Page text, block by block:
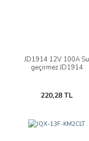
JD1914 12V 100A Su
geçirmez JD1914
220,28 TL